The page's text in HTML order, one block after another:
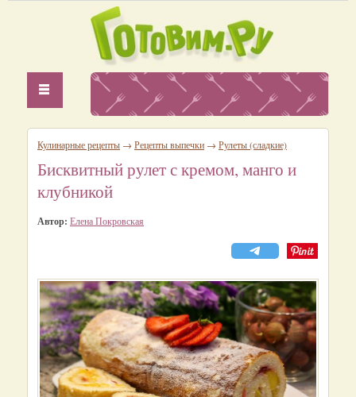
Кулинарные рецепты → Рецепты выпечки → Рулеты (сладкие)
Бисквитный рулет с кремом, манго и
клубникой
Автор: Елена Покровская